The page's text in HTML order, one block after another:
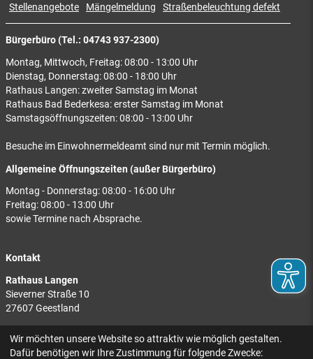
Bürgerbüro (Tel.: 04743 937-2300)
Montag, Mittwoch, Freitag: 08:00 - 13:00 Uhr
Dienstag, Donnerstag: 08:00 - 18:00 Uhr
Rathaus Langen: zweiter Samstag im Monat
Rathaus Bad Bederkesa: erster Samstag im Monat
Samstagsöffnungszeiten: 08:00 - 13:00 Uhr
Besuche im Einwohnermeldeamt sind nur mit Termin möglich.
Allgemeine Öffnungszeiten (außer Bürgerbüro)
Montag - Donnerstag: 08:00 - 16:00 Uhr
Freitag: 08:00 - 13:00 Uhr
sowie Termine nach Absprache.
Kontakt
Rathaus Langen
Sieverner Straße 10
27607 Geestland
Rathaus Bad Bederkesa
Am Markt 8
Stellenangebote
Mängelmeldung Straßenbeleuchtung defekt
Wir möchten unsere Website so attraktiv wie möglich gestalten.
Dafür benötigen wir Ihre Zustimmung für folgende Zwecke: